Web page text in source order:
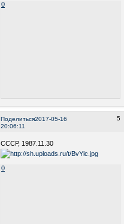
0
Поделиться 5
2017-05-16
20:06:11
СССР, 1987.11.30
0